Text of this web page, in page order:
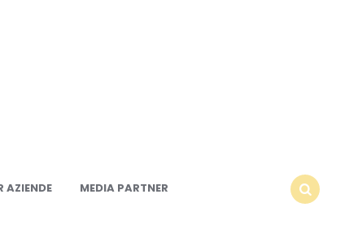
AZIENDE
MEDIA PARTNER